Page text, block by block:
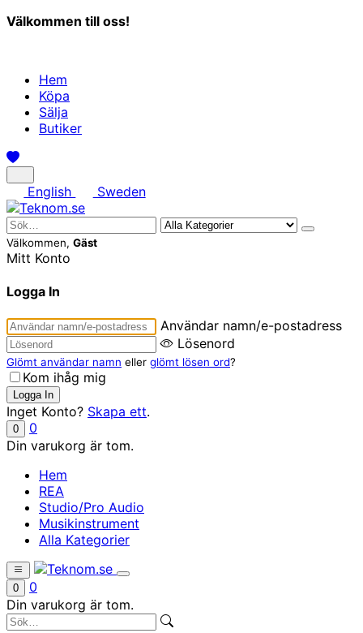
Välkommen till oss!
Hem
Köpa
Sälja
Butiker
English Sweden
Välkommen, Gäst
Mitt Konto
Logga In
Användar namn/e-postadress
Lösenord
Glömt användar namn eller glömt lösen ord?
Kom ihåg mig
Inget Konto? Skapa ett.
0
0
Din varukorg är tom.
Hem
REA
Studio/Pro Audio
Musikinstrument
Alla Kategorier
0
0
Din varukorg är tom.